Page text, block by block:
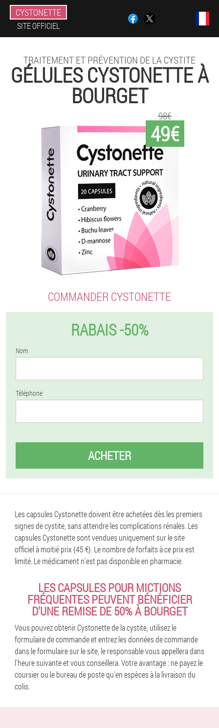
CYSTONETTE
SITE OFFICIEL
TRAITEMENT ET PRÉVENTION DE LA CYSTITE
GÉLULES CYSTONETTE À
BOURGET
49€
98€
COMMANDER CYSTONETTE
RABAIS -50%
Nom
Téléphone
ACHETER
Les capsules Cystonette doivent être achetées dès les premiers
signes de cystite, sans attendre les complications rénales. Les
capsules Cystonette sont vendues uniquement sur le site
officiel à moitié prix {45 €}. Le nombre de forfaits à ce prix est
limité. Le médicament n'est pas disponible en pharmacie.
LES CAPSULES POUR MICTIONS
FRÉQUENTES PEUVENT BÉNÉFICIER
D'UNE REMISE DE 50% À BOURGET
Vous pouvez obtenir Cystonette de la cystite, utilisez le
formulaire de commande et entrez les données de commande
dans le formulaire sur le site, le responsable vous appellera dans
l'heure suivante et vous conseillera. Votre avantage : ne payez le
coursier ou le bureau de poste qu'en espèces à la livraison du
colis.